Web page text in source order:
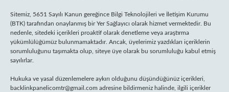
Sitemiz, 5651 Sayılı Kanun gereğince Bilgi Teknolojileri ve İletişim Kurumu
(BTK) tarafından onaylanmış bir Yer Sağlayıcı olarak hizmet vermektedir. Bu
nedenle, sitedeki içerikleri proaktif olarak denetleme veya araştırma
yükümlülüğümüz bulunmamaktadır. Ancak, üyelerimiz yazdıkları içeriklerin
sorumluluğunu taşımakta olup, siteye üye olarak bu sorumluluğu kabul etmiş
sayılırlar.
Hukuka ve yasal düzenlemelere aykırı olduğunu düşündüğünüz içerikleri,
backlinkpanelicomtr@gmail.com adresine bildirmeniz halinde, ilgili içerikler